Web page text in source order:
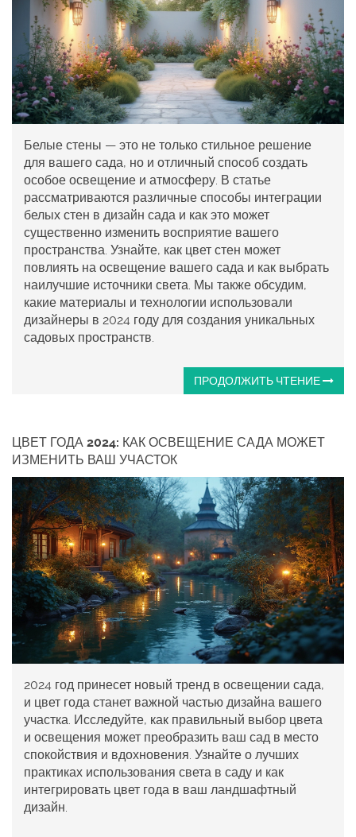
Белые стены — это не только стильное решение
для вашего сада, но и отличный способ создать
особое освещение и атмосферу. В статье
рассматриваются различные способы интеграции
белых стен в дизайн сада и как это может
существенно изменить восприятие вашего
пространства. Узнайте, как цвет стен может
повлиять на освещение вашего сада и как выбрать
наилучшие источники света. Мы также обсудим,
какие материалы и технологии использовали
дизайнеры в 2024 году для создания уникальных
садовых пространств.
ПРОДОЛЖИТЬ ЧТЕНИЕ
ЦВЕТ ГОДА 2024: КАК ОСВЕЩЕНИЕ САДА МОЖЕТ
ИЗМЕНИТЬ ВАШ УЧАСТОК
2024 год принесет новый тренд в освещении сада,
и цвет года станет важной частью дизайна вашего
участка. Исследуйте, как правильный выбор цвета
и освещения может преобразить ваш сад в место
спокойствия и вдохновения. Узнайте о лучших
практиках использования света в саду и как
интегрировать цвет года в ваш ландшафтный
дизайн.